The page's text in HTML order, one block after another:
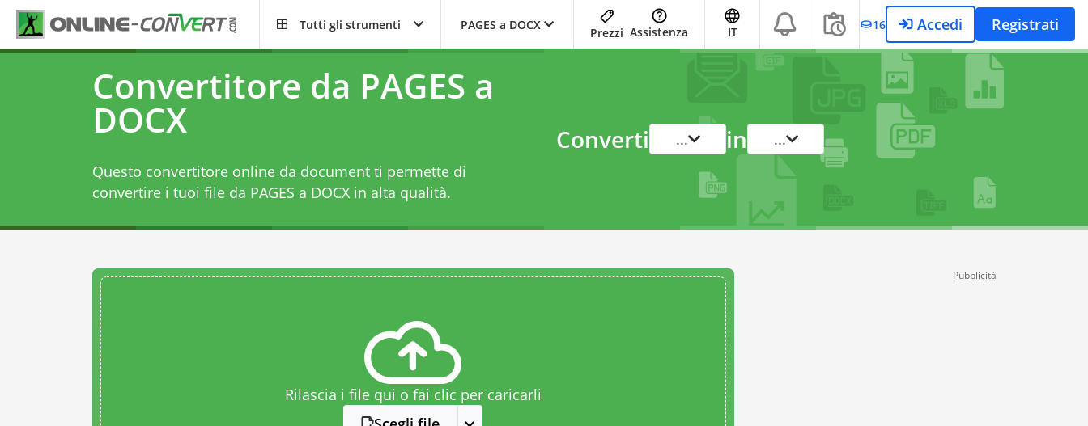
Tutti gli strumenti PAGES a DOCX
Prezzi Assistenza IT 16 Accedi Registrati
Convertitore da PAGES a
DOCX
Questo convertitore online da document ti permette di
convertire i tuoi file da PAGES a DOCX in alta qualità.
Converti ... in ...
Rilascia i file qui o fai clic per caricarli
Pubblicità